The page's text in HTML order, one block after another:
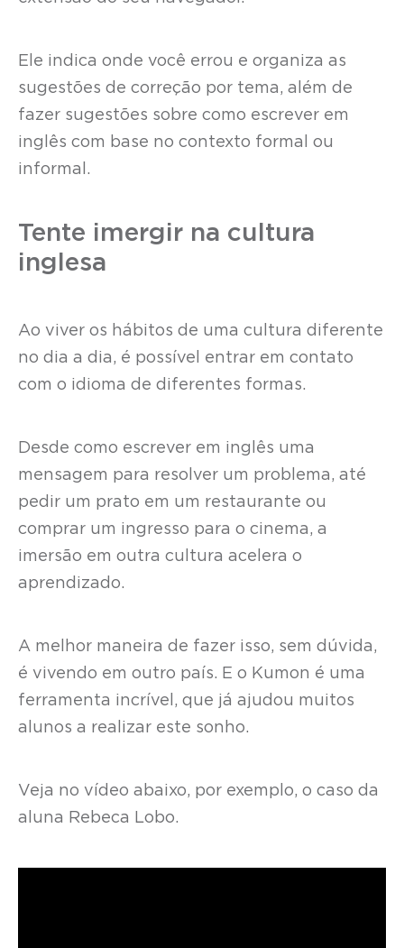
Ele indica onde você errou e organiza as
sugestões de correção por tema, além de
fazer sugestões sobre como escrever em
inglês com base no contexto formal ou
informal.
Tente imergir na cultura
inglesa
Ao viver os hábitos de uma cultura diferente
no dia a dia, é possível entrar em contato
com o idioma de diferentes formas.
Desde como escrever em inglês uma
mensagem para resolver um problema, até
pedir um prato em um restaurante ou
comprar um ingresso para o cinema, a
imersão em outra cultura acelera o
aprendizado.
A melhor maneira de fazer isso, sem dúvida,
é vivendo em outro país. E o Kumon é uma
ferramenta incrível, que já ajudou muitos
alunos a realizar este sonho.
Veja no vídeo abaixo, por exemplo, o caso da
aluna Rebeca Lobo.